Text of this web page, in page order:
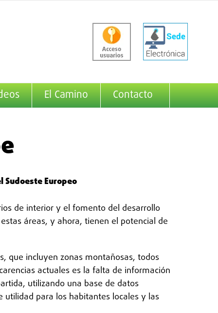
El Camino Contacto
Europeo
de interior y el fomento del desarrollo
áreas, y ahora, tienen el potencial de
que incluyen zonas montañosas, todos
actuales es la falta de información
utilizando una base de datos
para los habitantes locales y las